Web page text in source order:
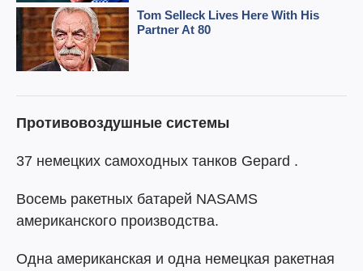
Противовоздушные системы
37 немецких самоходных танков Gepard .
Восемь ракетных батарей NASAMS
американского производства.
Одна американская и одна немецкая ракетная